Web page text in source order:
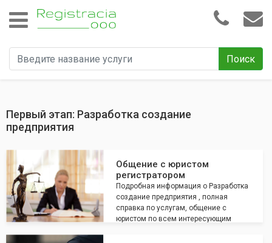
Поиск
Первый этап: Разработка создание
предприятия
Общение с юристом
регистратором
Подробная информация о Разработка
создание предприятия , полная
справка по услугам, общение с
юристом по всем интересующим